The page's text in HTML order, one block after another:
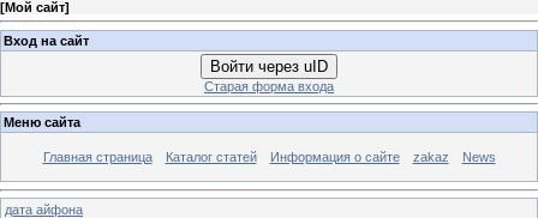
[Мой сайт]
Вход на сайт
Войти через uID
Старая форма входа
Меню сайта
Главная страница Каталог статей Информация о сайте zakaz News
дата айфона